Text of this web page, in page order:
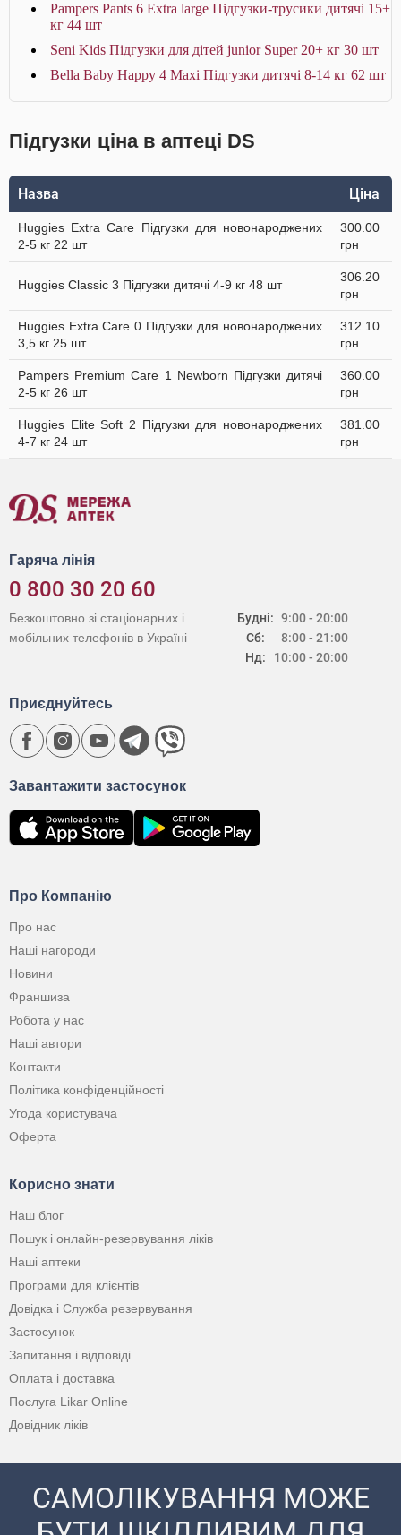
Pampers Pants 6 Extra large Підгузки-трусики дитячі 15+
кг 44 шт
Seni Kids Підгузки для дітей junior Super 20+ кг 30 шт
Bella Baby Happy 4 Maxi Підгузки дитячі 8-14 кг 62 шт
Підгузки ціна в аптеці DS
Назва Ціна
Huggies Extra Care Підгузки для новонароджених
2-5 кг 22 шт
300.00
грн
Huggies Classic 3 Підгузки дитячі 4-9 кг 48 шт
306.20
грн
Huggies Extra Care 0 Підгузки для новонароджених
3,5 кг 25 шт
312.10
грн
Pampers Premium Care 1 Newborn Підгузки дитячі
2-5 кг 26 шт
360.00
грн
Huggies Elite Soft 2 Підгузки для новонароджених
4-7 кг 24 шт
381.00
грн
Гаряча лінія
0 800 30 20 60
Будні:
Сб:
Нд:
9:00 - 20:00
8:00 - 21:00
10:00 - 20:00
Безкоштовно зі стаціонарних і
мобільних телефонів в Україні
Про Компанію
Про нас
Наші нагороди
Новини
Франшиза
Робота у нас
Наші автори
Контакти
Політика конфіденційності
Угода користувача
Оферта
Корисно знати
Наш блог
Пошук і онлайн-резервування ліків
Наші аптеки
Програми для клієнтів
Довідка і Служба резервування
Застосунок
Запитання і відповіді
Оплата і доставка
Послуга Likar Online
Довідник ліків
Завантажити застосунок
Приєднуйтесь
САМОЛІКУВАННЯ МОЖЕ